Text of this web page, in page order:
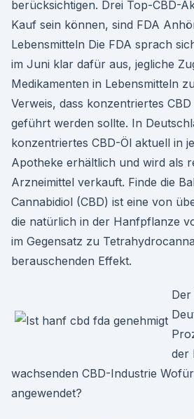
berücksichtigen. Drei Top-CBD-
Kauf sein können, sind FDA
Lebensmitteln Die FDA sprach
im Juni klar dafür aus, jegliche
Medikamenten in Lebensmitteln
Verweis, dass konzentriertes
geführt werden sollte. In
konzentriertes CBD-Öl aktuell in
Apotheke erhältlich und wird als
Arzneimittel verkauft. Finde die
Cannabidiol (CBD) ist eine von
die natürlich in der Hanfpflanze
im Gegensatz zu
berauschenden Effekt.
Der
der
wachsenden CBD-Industrie
angewendet?